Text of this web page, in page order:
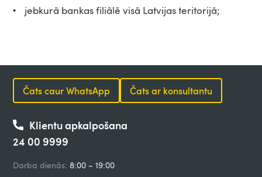
• jebkurā bankas filiālē visā Latvijas teritorijā;
Čats caur WhatsApp Čats ar konsultantu
Klientu apkalpošana
24 00 9999
Darba dienās: 8:00 – 19:00